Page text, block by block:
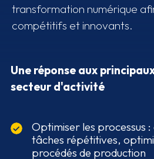
transformation numérique
compétitifs et innovants.
Une réponse aux
secteur d'activité
Optimiser les processus
tâches répétitives,
procédés de production